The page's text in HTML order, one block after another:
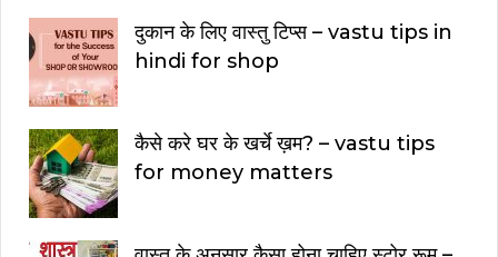
दुकान के लिए वास्तु टिप्स – vastu tips in
hindi for shop
कैसे करे घर के खर्चे ख़म? – vastu tips
for money matters